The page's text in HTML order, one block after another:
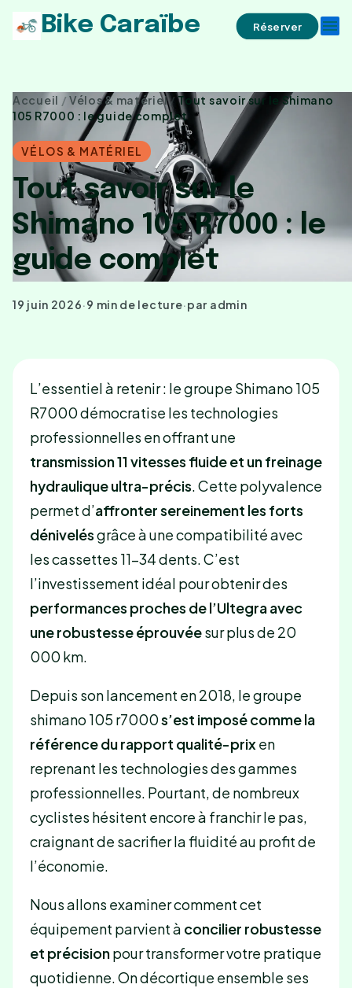
Bike Caraïbe Réserver menu
Accueil / Vélos & matériel/ Tout savoir sur le Shimano
105 R7000 : le guide complet
VÉLOS & MATÉRIEL
Tout savoir sur le
Shimano 105 R7000 : le
guide complet
19 juin 2026·9 min de lecture·par admin
L’essentiel à retenir : le groupe Shimano 105
R7000 démocratise les technologies
professionnelles en offrant une
transmission 11 vitesses fluide et un freinage
hydraulique ultra-précis . Cette polyvalence
permet d’affronter sereinement les forts
dénivelésgrâce à une compatibilité avec
les cassettes 11-34 dents. C’est
l’investissement idéal pour obtenir des
performances proches de l’Ultegra avec
une robustesse éprouvéesur plus de 20
000 km.
Depuis son lancement en 2018, le groupe
shimano 105 r7000s’est imposé comme la
référence du rapport qualité-prixen
reprenant les technologies des gammes
professionnelles. Pourtant, de nombreux
cyclistes hésitent encore à franchir le pas,
craignant de sacrifier la fluidité au profit de
l’économie.
Nous allons examiner comment cet
équipement parvient à concilier robustesse
et précisionpour transformer votre pratique
quotidienne. On décortique ensemble ses